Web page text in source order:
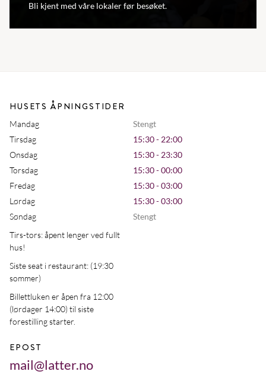
Bli kjent med våre lokaler før besøket.
HUSETS ÅPNINGSTIDER
Mandag
Stengt
Tirsdag
15:30 - 22:00
Onsdag
15:30 - 23:30
Torsdag
15:30 - 00:00
Fredag
15:30 - 03:00
Lørdag
15:30 - 03:00
Søndag
Stengt
Tirs-tors: åpent lenger ved fullt
hus!
Siste seat i restaurant: (19:30
sommer)
Billettluken er åpen fra 12:00
(lørdager 14:00) til siste
forestilling starter.
EPOST
mail@latter.no